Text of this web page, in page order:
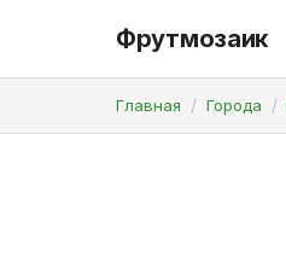
Фрутмозаик
Главная Города